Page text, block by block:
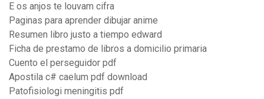
E os anjos te louvam cifra
Paginas para aprender dibujar anime
Resumen libro justo a tiempo edward
Ficha de prestamo de libros a domicilio primaria
Cuento el perseguidor pdf
Apostila c# caelum pdf download
Patofisiologi meningitis pdf